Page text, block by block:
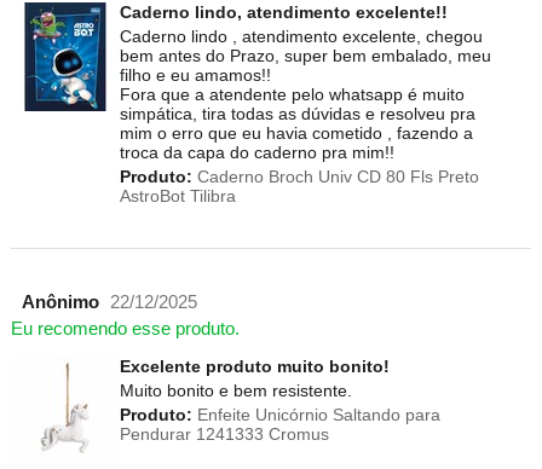
Caderno lindo, atendimento excelente!!
Caderno lindo , atendimento excelente, chegou
bem antes do Prazo, super bem embalado, meu
filho e eu amamos!!
Fora que a atendente pelo whatsapp é muito
simpática, tira todas as dúvidas e resolveu pra
mim o erro que eu havia cometido , fazendo a
troca da capa do caderno pra mim!!
Produto: Caderno Broch Univ CD 80 Fls Preto
AstroBot Tilibra
Anônimo 22/12/2025
Eu recomendo esse produto.
Excelente produto muito bonito!
Muito bonito e bem resistente.
Produto: Enfeite Unicórnio Saltando para
Pendurar 1241333 Cromus